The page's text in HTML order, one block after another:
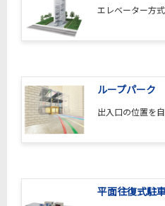
エレベーター方
ループパーク
出入口の位置を
平面往復式駐